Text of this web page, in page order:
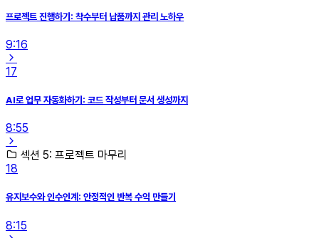
프로젝트 진행하기: 착수부터 납품까지 관리 노하우
9:16
17
AI로 업무 자동화하기: 코드 작성부터 문서 생성까지
8:55
섹션 5: 프로젝트 마무리
18
유지보수와 인수인계: 안정적인 반복 수익 만들기
8:15